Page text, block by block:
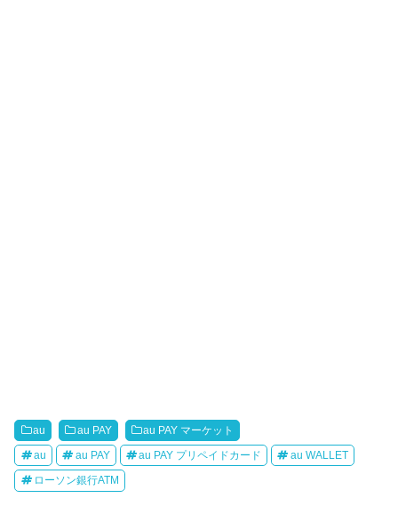
au au PAY au PAY マーケット
au au PAY au PAY プリペイドカード au WALLET
ローソン銀行ATM